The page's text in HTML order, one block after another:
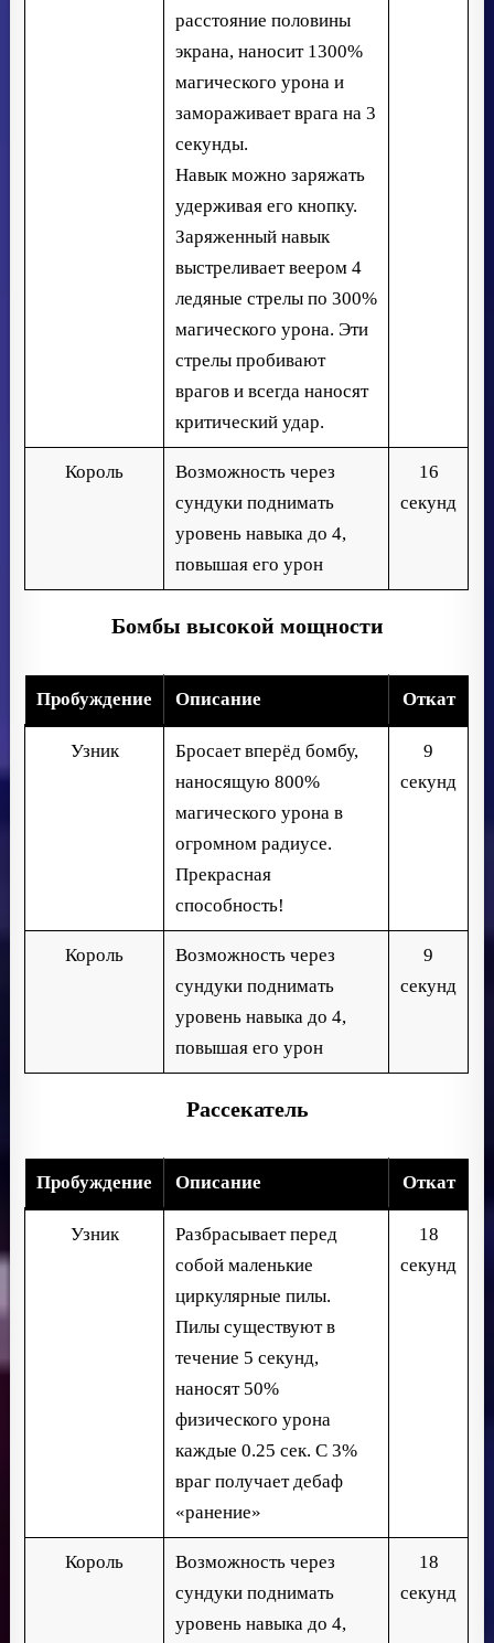
расстояние половины
экрана, наносит 1300%
магического урона и
замораживает врага на 3
секунды.
Навык можно заряжать
удерживая его кнопку.
Заряженный навык
выстреливает веером 4
ледяные стрелы по 300%
магического урона. Эти
стрелы пробивают
врагов и всегда наносят
критический удар.
Король
Возможность через
сундуки поднимать
уровень навыка до 4,
повышая его урон
16
секунд
Бомбы высокой мощности
Пробуждение Описание Откат
Узник
Бросает вперёд бомбу,
наносящую 800%
магического урона в
огромном радиусе.
Прекрасная
способность!
9
секунд
Король
Возможность через
сундуки поднимать
уровень навыка до 4,
повышая его урон
9
секунд
Рассекатель
Пробуждение Описание Откат
Узник
Разбрасывает перед
собой маленькие
циркулярные пилы.
Пилы существуют в
течение 5 секунд,
наносят 50%
физического урона
каждые 0.25 сек. С 3%
враг получает дебаф
«ранение»
18
секунд
Король
Возможность через
сундуки поднимать
уровень навыка до 4,
18
секунд